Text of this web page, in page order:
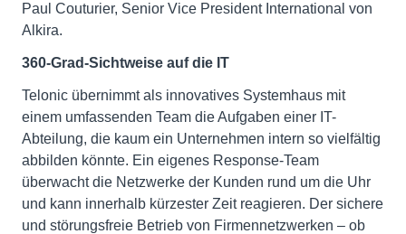
Paul Couturier, Senior Vice President International von
Alkira.
360-Grad-Sichtweise auf die IT
Telonic übernimmt als innovatives Systemhaus mit
einem umfassenden Team die Aufgaben einer IT-
Abteilung, die kaum ein Unternehmen intern so vielfältig
abbilden könnte. Ein eigenes Response-Team
überwacht die Netzwerke der Kunden rund um die Uhr
und kann innerhalb kürzester Zeit reagieren. Der sichere
und störungsfreie Betrieb von Firmennetzwerken – ob